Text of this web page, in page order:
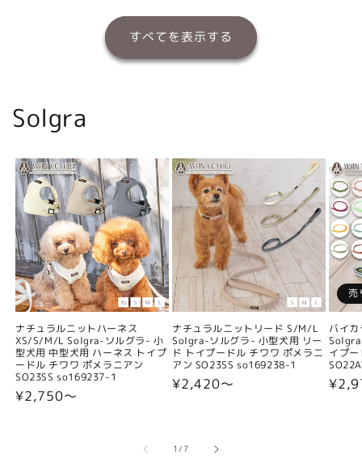
すべてを表示する
Solgra
ナチュラルニットハーネス
XS/S/M/L Solgra-ソルグラ- 小
型犬用 中型犬用 ハーネス トイプ
ードル チワワ ポメラニアン
SO23SS so169237-1
通
¥2,750〜
ナチュラルニットリード S/M/L
Solgra-ソルグラ- 小型犬用 リー
ド トイプードル チワワ ポメラニ
アン SO23SS so169238-1
通
¥2,420〜
売
バイ
イプ
通
1/の
7